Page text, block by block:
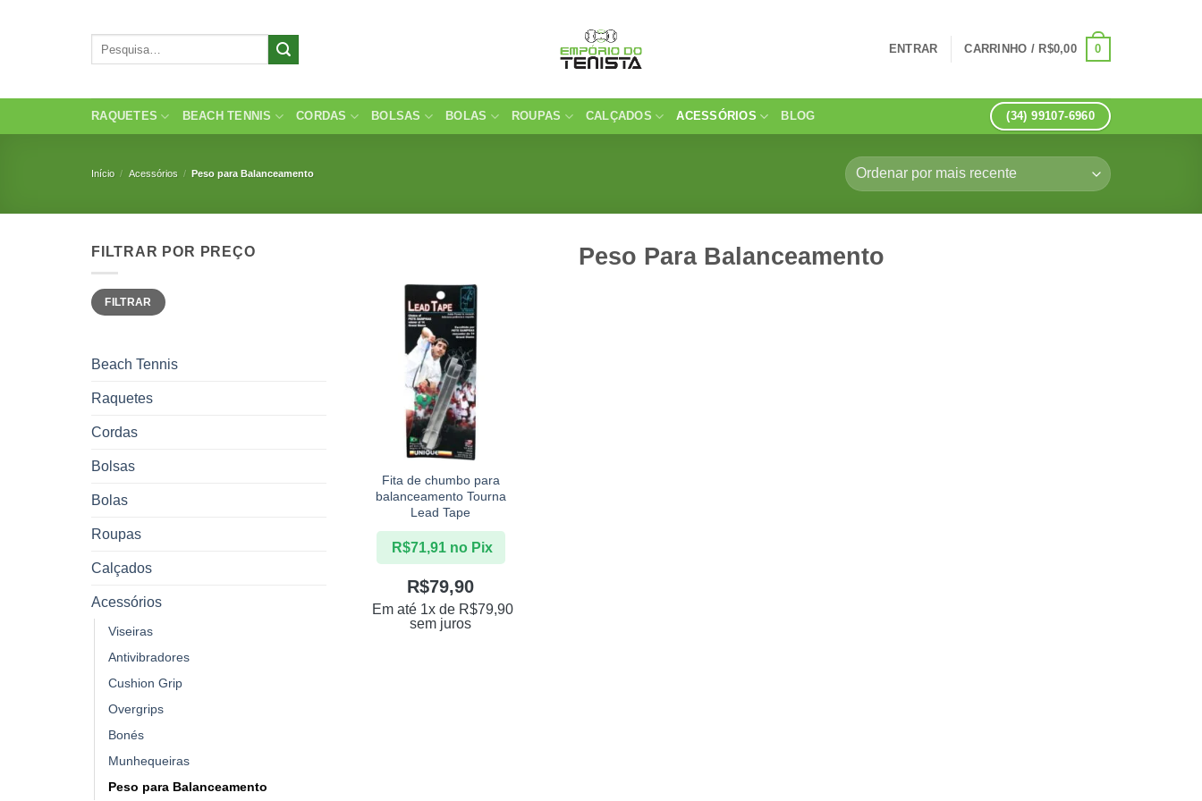
ENTRAR CARRINHO / R$0,00 0
RAQUETES BEACH TENNIS CORDAS BOLSAS BOLAS ROUPAS CALÇADOS ACESSÓRIOS BLOG (34) 99107-6960
Início / Acessórios / Peso para Balanceamento
FILTRAR POR PREÇO
Preço
mínimo
Preço
máximo
FILTRAR
Beach Tennis
Raquetes
Cordas
Bolsas
Bolas
Roupas
Calçados
Acessórios
Viseiras
Antivibradores
Cushion Grip
Overgrips
Bonés
Munhequeiras
Peso para Balanceamento
Peso Para Balanceamento
Fita de chumbo para
balanceamento Tourna
Lead Tape
R$79,90
Em até 1x de R$79,90
sem juros
R$71,91 no Pix